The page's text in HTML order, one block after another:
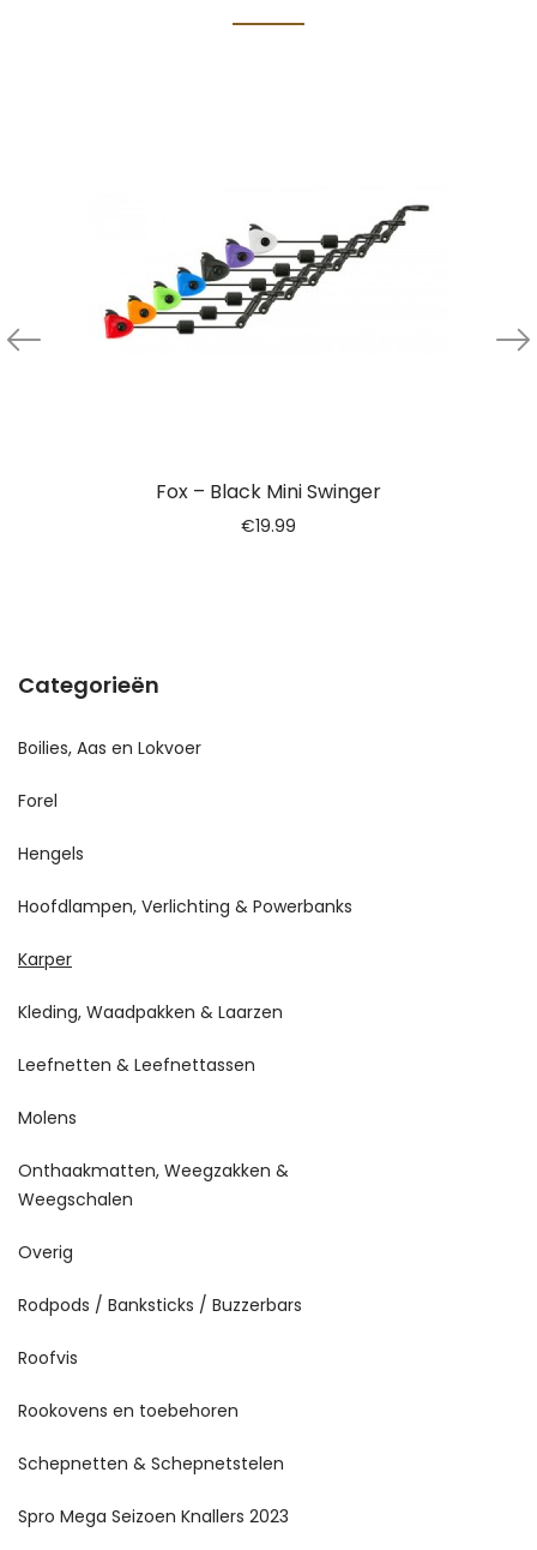
Fox – Black Mini Swinger
€19.99
Categorieën
Boilies, Aas en Lokvoer
Forel
Hengels
Hoofdlampen, Verlichting & Powerbanks
Karper
Kleding, Waadpakken & Laarzen
Leefnetten & Leefnettassen
Molens
Onthaakmatten, Weegzakken &
Weegschalen
Overig
Rodpods / Banksticks / Buzzerbars
Roofvis
Rookovens en toebehoren
Schepnetten & Schepnetstelen
Spro Mega Seizoen Knallers 2023